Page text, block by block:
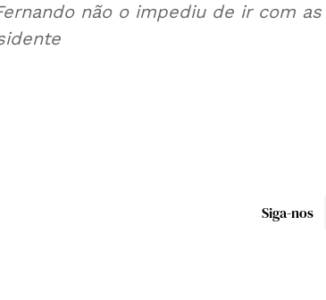
não o impediu de ir com as
Siga-nos